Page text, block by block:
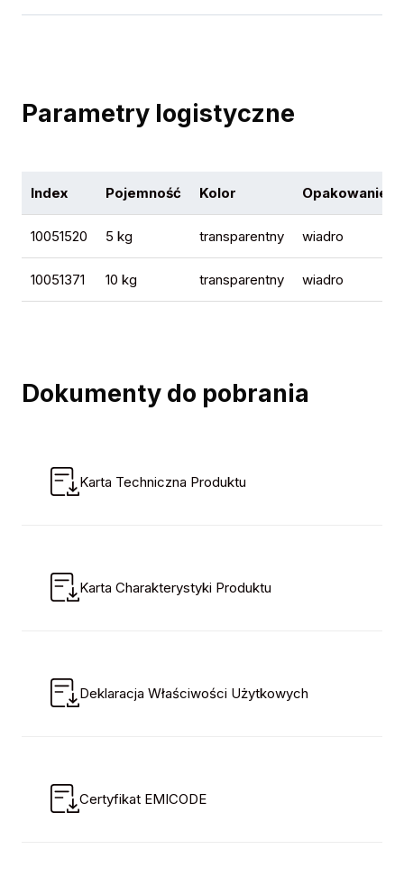
Parametry logistyczne
Index Pojemność Kolor Opakowanie
10051520 5 kg transparentny wiadro
10051371 10 kg transparentny wiadro
Dokumenty do pobrania
Karta Techniczna Produktu
Karta Charakterystyki Produktu
Deklaracja Właściwości Użytkowych
Certyfikat EMICODE